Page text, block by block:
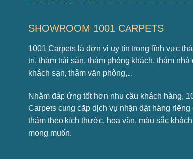
SHOWROOM 1001 CARPETS
1001 Carpets là đơn vị uy tín trong lĩnh vực
trí, thảm trải sàn, thảm phòng khách, thảm nhà
khách sạn, thảm văn phòng,...
Nhằm đáp ứng tốt hơn nhu cầu khách hàng,
Carpets cung cấp dịch vụ nhận đặt hàng riêng
thảm theo kích thước, hoa văn, màu sắc
mong muốn.